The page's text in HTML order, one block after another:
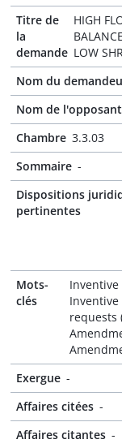
Titre de
la
demande
HIGH
LOW
Nom du
Nom de l'opposant
Chambre 3.3.03
Sommaire -
Dispositions
pertinentes
Mots-
clés
requests
Exergue -
Affaires citées -
Affaires citantes -